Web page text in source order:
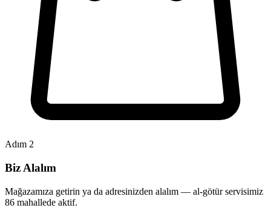
Adım 2
Biz Alalım
Mağazamıza getirin ya da adresinizden alalım — al-götür servisimiz
86 mahallede aktif.